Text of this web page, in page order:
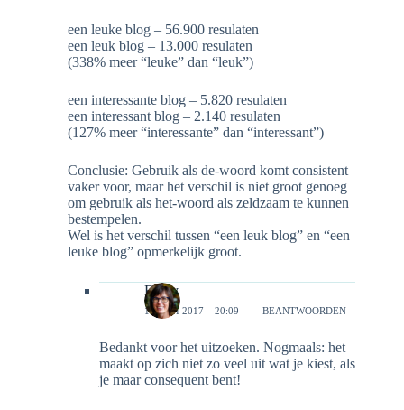
een leuke blog – 56.900 resulaten
een leuk blog – 13.000 resulaten
(338% meer “leuke” dan “leuk”)
een interessante blog – 5.820 resulaten
een interessant blog – 2.140 resulaten
(127% meer “interessante” dan “interessant”)
Conclusie: Gebruik als de-woord komt consistent
vaker voor, maar het verschil is niet groot genoeg
om gebruik als het-woord als zeldzaam te kunnen
bestempelen.
Wel is het verschil tussen “een leuk blog” en “een
leuke blog” opmerkelijk groot.
Emily
19 JUNI 2017 – 20:09 BEANTWOORDEN
Bedankt voor het uitzoeken. Nogmaals: het
maakt op zich niet zo veel uit wat je kiest, als
je maar consequent bent!